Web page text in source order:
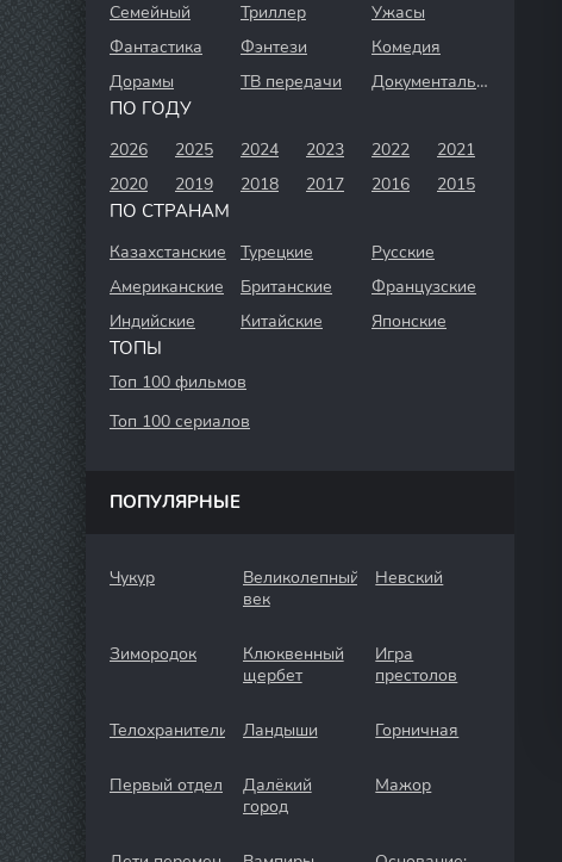
Семейный
Триллер
Ужасы
Фантастика
Фэнтези
Комедия
Дорамы
ТВ передачи Документальный
ПО ГОДУ
2026 2025 2024 2023 2022
2021
2020
2019 2018 2017 2016 2015
ПО СТРАНАМ
Казахстанские Турецкие
Русские
Американские
Британские
Французские
Индийские
Китайские Японские
ТОПЫ
Топ 100 фильмов
Топ 100 сериалов
ПОПУЛЯРНЫЕ
Чукур
Великолепный
век
Невский
Зимородок
Клюквенный
щербет
Игра
престолов
Телохранители Ландыши Горничная
Первый отдел
Далёкий
город
Мажор